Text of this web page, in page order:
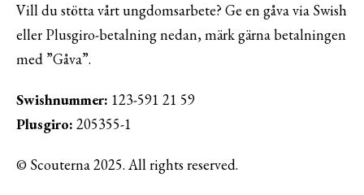
Vill du stötta vårt ungdomsarbete? Ge en gåva via Swish
eller Plusgiro-betalning nedan, märk gärna betalningen
med ”Gåva”.
Swishnummer: 123-591 21 59
Plusgiro: 205355-1
© Scouterna 2025. All rights reserved.